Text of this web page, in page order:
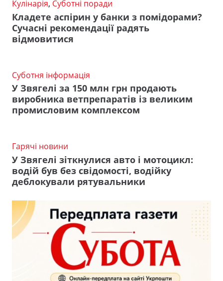
Кулінарія, Суботні поради
Кладете аспірин у банки з помідорами?
Сучасні рекомендації радять
відмовитися
Суботня інформація
У Звягелі за 150 млн грн продають
виробника ветпрепаратів із великим
промисловим комплексом
Гарячі новини
У Звягелі зіткнулися авто і мотоцикл:
водій був без свідомості, водійку
деблокували рятувальники